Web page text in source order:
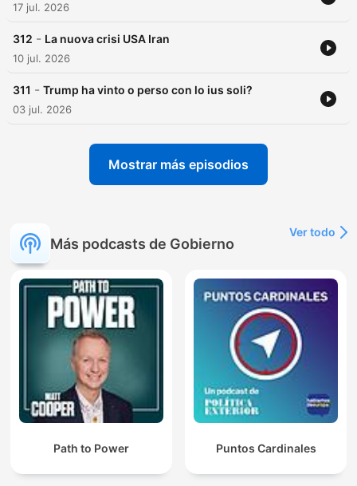
17 jul. 2026
312 - La nuova crisi USA Iran
10 jul. 2026
311 - Trump ha vinto o perso con lo ius soli?
03 jul. 2026
Mostrar más episodios
Más podcasts de Gobierno
Ver todo
Path to Power Puntos Cardinales